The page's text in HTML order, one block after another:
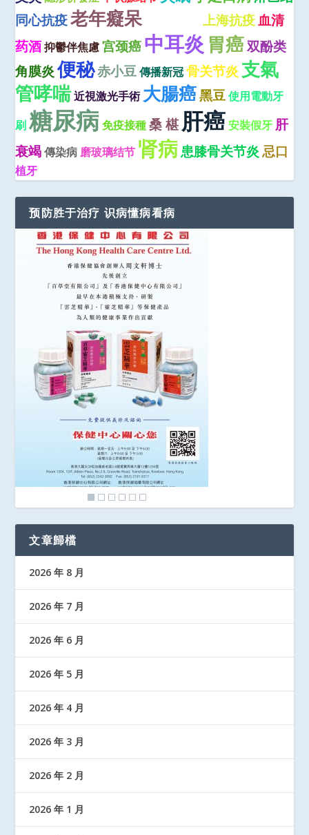
同心抗疫老年癡呆 上海抗疫血清
药酒 抑鬱伴焦慮 宫颈癌中耳炎 胃癌双酚类
角膜炎 便秘赤小豆 傳播新冠 骨关节炎 支氣
管哮喘近視激光手術 大腸癌黑豆 使用電動牙
刷 糖尿病 免疫接種 桑 椹 肝癌 安裝假牙 肝
衰竭 傳染病 磨玻璃结节 肾病患膝骨关节炎 忌口
植牙
预防胜于治疗 识病懂病看病
文章歸檔
2026 年 8 月
2026 年 7 月
2026 年 6 月
2026 年 5 月
2026 年 4 月
2026 年 3 月
2026 年 2 月
2026 年 1 月